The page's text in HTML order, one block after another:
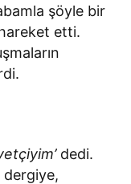
şöyle bir
etti.
dedi.
dergiye,